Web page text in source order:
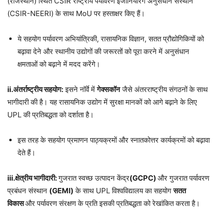
(CSIR-NEERI) के साथ MoU पर हस्ताक्षर किए हैं।
ये सहयोग पर्यावरण अभियांत्रिकी, रासायनिक विज्ञान, सतत प्रौद्योगिकियों को
बढ़ावा देने और स्थानीय उद्योगों की जरूरतों को पूरा करने में अनुसंधान
क्षमताओं को बढ़ाने में मदद करेंगे।
ii.अंतर्राष्ट्रीय सहयोग:इसने नॉर्वे मेंगेक्सकॉनजैसे अंतरराष्ट्रीय संगठनों के साथ
भागीदारी की है। यह रासायनिक उद्योग में सुरक्षा मानकों को आगे बढ़ाने के लिए
UPL की प्रतिबद्धता को दर्शाता है।
इस तरह के सहयोग प्रमाणन पाठ्यक्रमों और स्नातकोत्तर कार्यक्रमों को बढ़ावा
देते हैं।
iii.क्षेत्रीय भागीदारी:गुजरात स्वच्छ उत्पादन केंद्र(GCPC) और गुजरात पर्यावरण
प्रबंधन संस्थान (GEMI) के साथ UPL विश्वविद्यालय का सहयोगसतत
विकासऔर पर्यावरण संरक्षण के प्रति इसकी प्रतिबद्धता को रेखांकित करता है।